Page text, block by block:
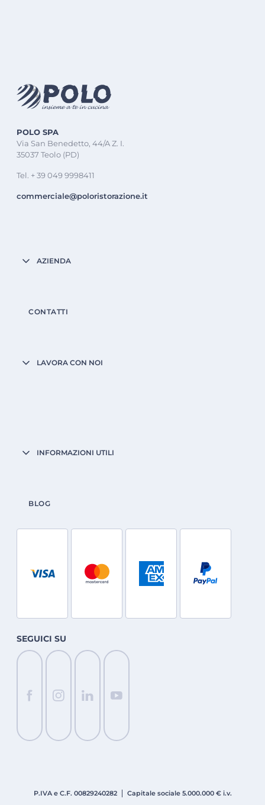
POLO SPA
Via San Benedetto, 44/A Z. I.
35037 Teolo (PD)
Tel. + 39 049 9998411
commerciale@poloristorazione.it
AZIENDA
CONTATTI
LAVORA CON NOI
INFORMAZIONI UTILI
BLOG
SEGUICI SU
P.IVA e C.F. 00829240282 Capitale sociale 5.000.000 € i.v.